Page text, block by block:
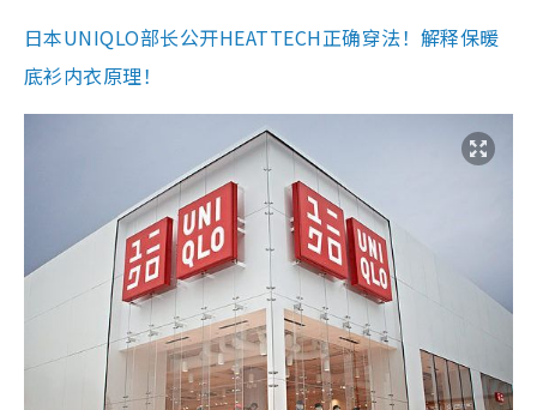
日本UNIQLO部长公开HEATTECH正确穿法！解释保暖
底衫内衣原理！